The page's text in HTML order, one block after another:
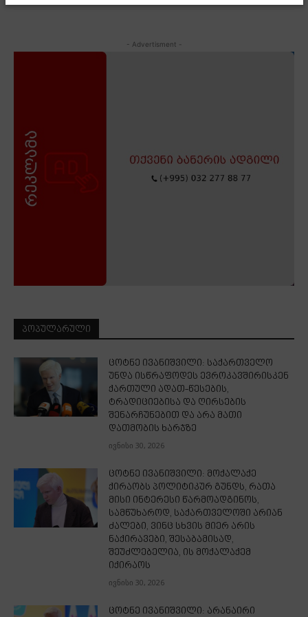
- Advertisment -
ᲞᲝᲞᲣᲚᲐᲠᲣᲚᲘ
ცოტნე ივანიშვილი: საქართველო
უნდა ისწრაფოდეს ევროკავშირისკენ
ქართული ადათ-წესების,
ტრადიციებისა და ღირსების
შენარჩუნებით და არა მათი
დათმობის ხარჯზე
ივნისი 30, 2026
ცოტნე ივანიშვილი: მოქალაქე
ქირაობს პოლიტიკურ გუნდს, რათა
მისი ინტერესი წარმოადგინოს,
სამწუხაროდ, საქართველოში არიან
ძალები, ვინც სხვის მიერ არის
ნაქირავები, შესაბამისად,
შეუძლებელია, ის მოქალაქემ
იქირაოს
ივნისი 30, 2026
ცოტნე ივანიშვილი: არანაირი